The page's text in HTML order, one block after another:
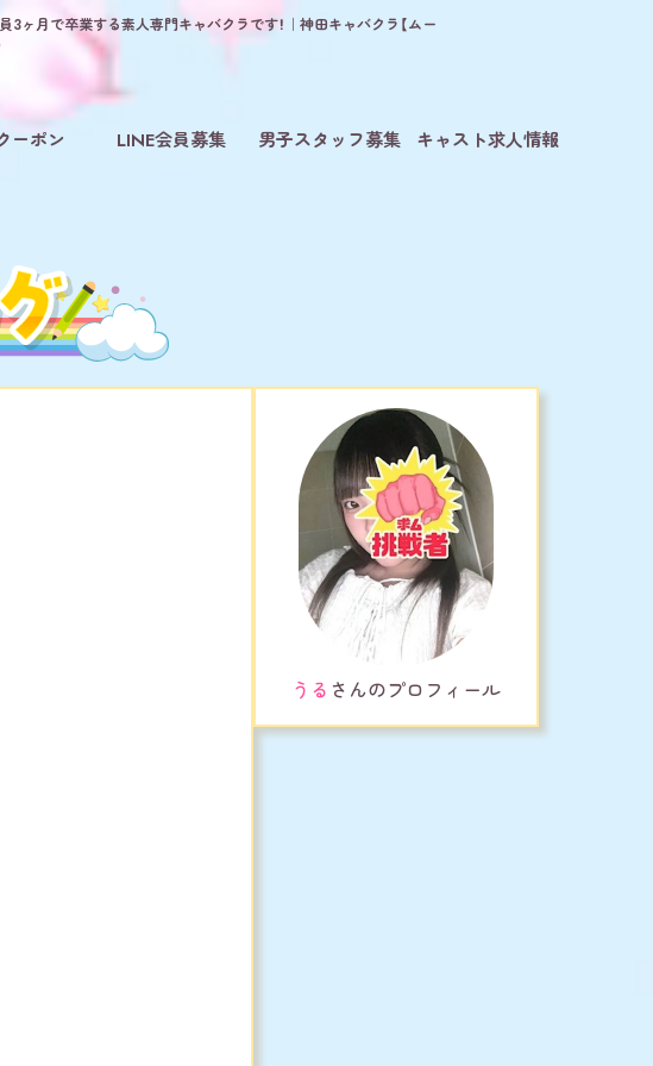
ヶ月で卒業する素人専門キャバクラです！｜神田キャバクラ【ムー
ーポン LINE会員募集 男子スタッフ募集 キャスト求人情報
うる さんのプロフィール